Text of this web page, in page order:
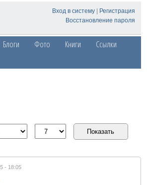
Вход в систему
Регистрация
Восстановление пароля
Блоги Фото Книги
Ссылки
- 18:05